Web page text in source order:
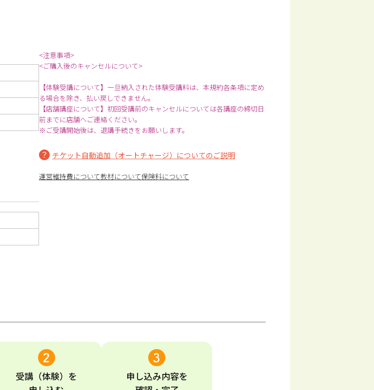
<注意事項>
<ご購入後のキャンセルについて>
【体験受講について】一旦納入された体験受講料は、本規約各条項に定め
る場合を除き、払い戻しできません。
【店舗講座について】初回受講前のキャンセルについては各講座の締切日
前までに店舗へご連絡ください。
※ご受講開始後は、退講手続きをお願いします。
チケット自動追加（オートチャージ）についてのご説明
運営維持費について教材について保険料について
受講 （体験） を
申し込み内容を